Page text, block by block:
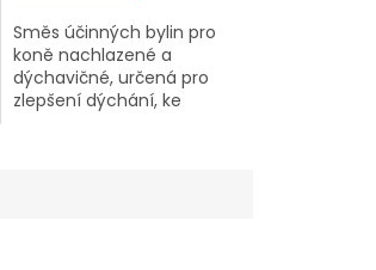
Směs účinných bylin pro
koně nachlazené a
dýchavičné, určená pro
zlepšení dýchání, ke